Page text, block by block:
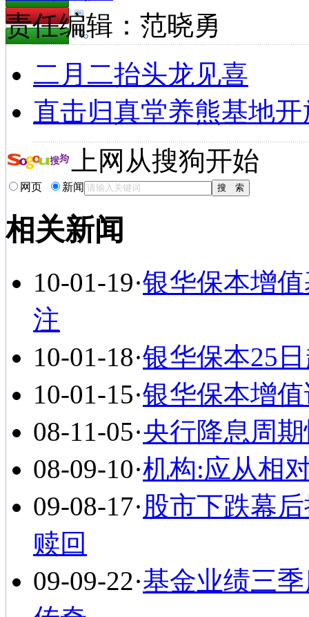
责任编辑：范晓勇
二月二抬头龙见喜
直击归真堂养熊基地开
上网从搜狗开始
网页 新闻
相关新闻
10-01-19·银华保本增
注
10-01-18·银华保本25
10-01-15·银华保本增
08-11-05·央行降息周
08-09-10·机构:应从相
09-08-17·股市下跌幕
赎回
09-09-22·基金业绩三